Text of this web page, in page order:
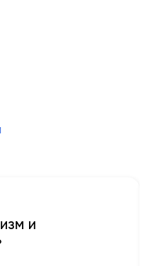
и